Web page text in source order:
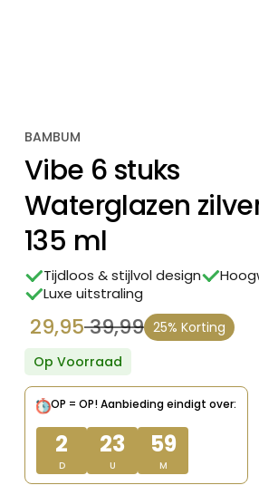
BAMBUM
Vibe 6 stuks
Waterglazen
135 ml
Tijdloos & stijlvol design
Luxe uitstraling
39,99
Oorspronkelijke
prijs
was:
€ 39,99.
29,95
Huidige
prijs
is:
€ 29,95.
25% Korting
Op Voorraad
OP = OP!Aanbieding eindigt over:
2
D
23
U
59
M